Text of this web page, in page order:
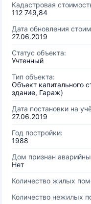
Кадастровая
112 749,84
Дата обновления
27.06.2019
Статус объекта:
Учтенный
Тип объекта:
Объект капитального
здание, Гараж)
Дата постановки на
27.06.2019
Год постройки:
1988
Дом признан
Нет
Количество жилых
Количество нежилых